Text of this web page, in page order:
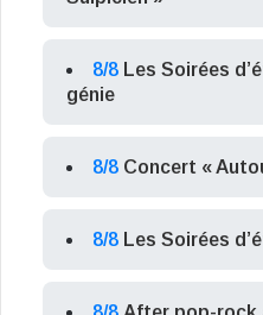
8/8 Les Soirées
génie
8/8 Concert «
8/8 Les Soirées